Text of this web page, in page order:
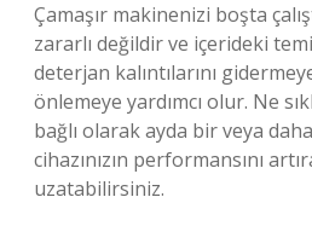
Çamaşır makinenizi boşta
zararlı değildir ve içerideki
deterjan kalıntılarını
önlemeye yardımcı olur. Ne
bağlı olarak ayda bir veya
cihazınızın performansını
uzatabilirsiniz.